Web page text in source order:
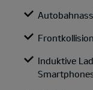
Induktive